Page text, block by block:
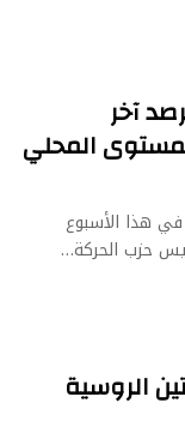
آخر
المحلي
هذا الأسبوع
حزب الحركة…
الروسية